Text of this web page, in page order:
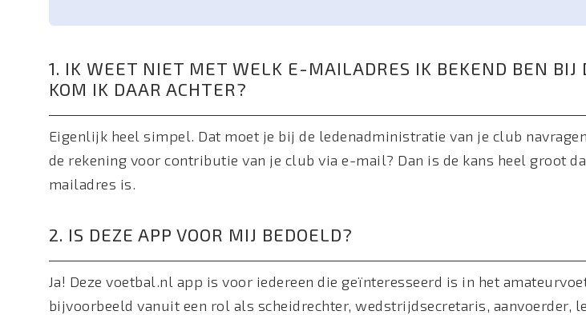
1. IK WEET NIET MET WELK E-MAILADRES IK BEKEND BEN BIJ
KOM IK DAAR ACHTER?
Eigenlijk heel simpel. Dat moet je bij de ledenadministratie van je club
de rekening voor contributie van je club via e-mail? Dan is de kans heel groot
mailadres is.
2. IS DEZE APP VOOR MIJ BEDOELD?
Ja! Deze voetbal.nl app is voor iedereen die geïnteresseerd is in het
bijvoorbeeld vanuit een rol als scheidrechter, wedstrijdsecretaris, aanvoerder,